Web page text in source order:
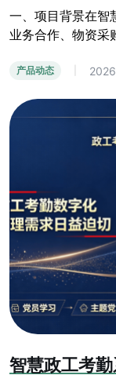
一、项目背景在智
业务合作、物资采
产品动态